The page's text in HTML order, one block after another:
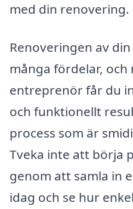
med din renovering.
Renoveringen av
många fördelar, och
entreprenör får du
och funktionellt
process som är
Tveka inte att börja
genom att samla in
idag och se hur